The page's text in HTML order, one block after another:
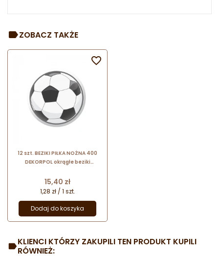
ZOBACZ TAKŻE
12 szt. BEZIKI PIŁKA NOŻNA 400
DEKORPOL okrągłe beziki
nadrukiem ∅ 25 mm
Cena
15,40 zł
1,28 zł / 1 szt.
Dodaj do koszyka

KLIENCI KTÓRZY ZAKUPILI TEN PRODUKT KUPILI
RÓWNIEŻ: